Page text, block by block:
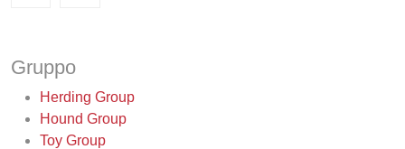
Gruppo
Herding Group
Hound Group
Toy Group